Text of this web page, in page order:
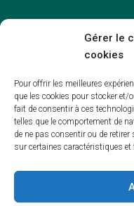
Gérer le
cookies
Pour offrir les meilleures
que les cookies pour stocker et/
fait de consentir à ces
telles que le comportement de
de ne pas consentir ou de
sur certaines caractéristiques